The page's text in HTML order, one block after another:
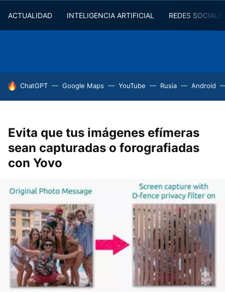
ACTUALIDAD INTELIGENCIA ARTIFICIAL REDES
HOY SE HABLA DE
ChatGPT Google Maps YouTube Rusia Android
Evita que tus imágenes efímeras
sean capturadas o forografiadas
con Yovo